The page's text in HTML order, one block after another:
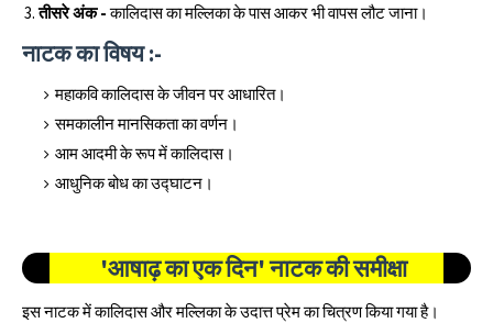
तीसरे अंक -कालिदास का मल्लिका के पास आकर भी वापस लौट जाना।
नाटक का विषय :-
महाकवि कालिदास के जीवन पर आधारित।
समकालीन मानसिकता का वर्णन।
आम आदमी के रूप में कालिदास।
आधुनिक बोध का उद्घाटन।
'आषाढ़ का एक दिन' नाटक की समीक्षा
इस नाटक में कालिदास और मल्लिका के उदात्त प्रेम का चित्रण किया गया है।